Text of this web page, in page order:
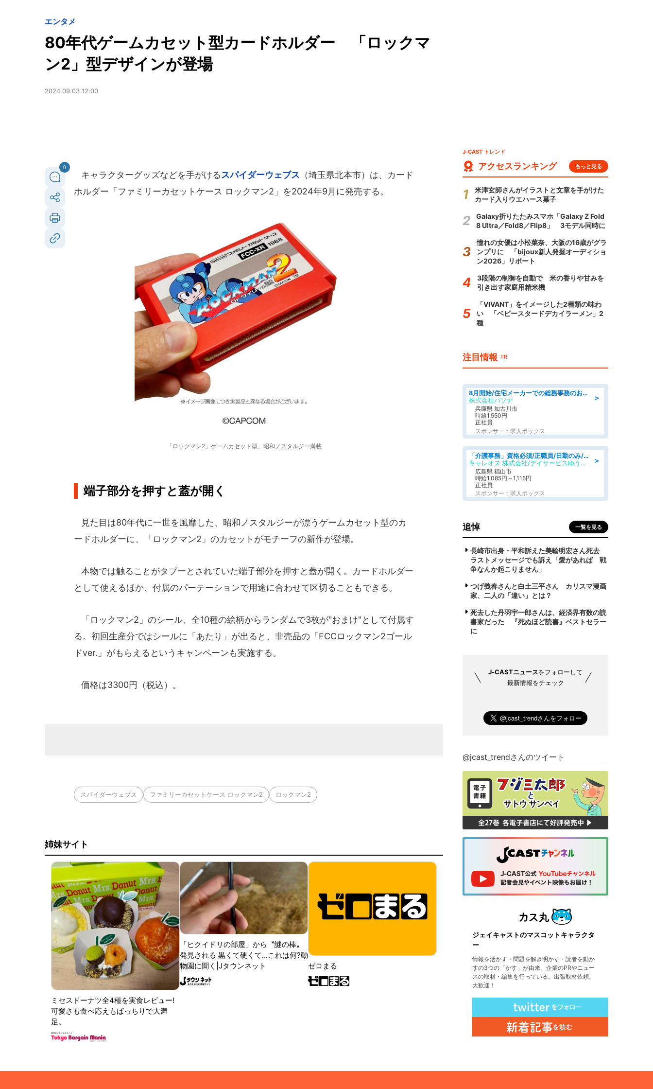
エンタメ
80年代ゲームカセット型カードホルダー 「ロックマ
ン2」型デザインが登場
2024.09.03 12:00
0
キャラクターグッズなどを手がけるスパイダーウェブス （埼玉県北本市）は、カード
ホルダー「ファミリーカセットケース ロックマン2」を2024年9月に発売する。
「ロックマン2」ゲームカセット型、昭和ノスタルジー満載
端子部分を押すと蓋が開く
見た目は80年代に一世を風靡した、昭和ノスタルジーが漂うゲームカセット型のカ
ードホルダーに、「ロックマン2」のカセットがモチーフの新作が登場。
本物では触ることがタブーとされていた端子部分を押すと蓋が開く。カードホルダー
として使えるほか、付属のパーテーションで用途に合わせて区切ることもできる。
「ロックマン2」のシール、全10種の絵柄からランダムで3枚が"おまけ"として付属す
る。初回生産分ではシールに「あたり」が出ると、非売品の「FCCロックマン2ゴール
ドver.」がもらえるというキャンペーンも実施する。
価格は3300円（税込）。
スパイダーウェブス ファミリーカセットケース ロックマン2 ロックマン2
姉妹サイト
ミセスドーナツ全4種を実食レビュー!
可愛さも食べ応えもばっちりで大満
足。
「ヒクイドリの部屋」から〝謎の棒〟
発見される 黒くて硬くて...これは何?動
物園に聞く|Jタウンネット
ゼロまる
J-CAST トレンド
アクセスランキング もっと見る
米津玄師さんがイラストと文章を手がけた
カード入りウエハース菓子
Galaxy折りたたみスマホ「Galaxy Z Fold
8 Ultra／Fold8／Flip8」 3モデル同時に
憧れの女優は小松菜奈、大阪の16歳がグラ
ンプリに 「bijoux新人発掘オーディショ
ン2026」リポート
3段階の制御を自動で 米の香りや甘みを
引き出す家庭用精米機
「VIVANT」をイメージした2種類の味わ
い 「ベビースタードデカイラーメン」2
種
注目情報 PR
＞
8月開始/住宅メーカーでの総務事務のお仕事/駅近/即日勤務可/一般事務/人事労務
株式会社パソナ
兵庫県 加古川市
時給1,550円
正社員
スポンサー：求人ボックス
＞
「介護事務」資格必須/正職員/日勤のみ/デイサービス
キャレオス 株式会社/デイサービスゆうゆう南本庄
広島県 福山市
時給1,085円～1,115円
正社員
スポンサー：求人ボックス
追悼 一覧を見る
長崎市出身・平和訴えた美輪明宏さん死去
ラストメッセージでも訴え「愛があれば 戦
争なんか起こりません」
つげ義春さんと白土三平さん カリスマ漫画
家、二人の「違い」とは？
死去した丹羽宇一郎さんは、経済界有数の読
書家だった 『死ぬほど読書』ベストセラー
に
J-CASTニュースをフォローして
最新情報をチェック
@jcast_trendさんのツイート
ジェイキャストのマスコットキャラクタ
ー
情報を活かす・問題を解き明かす・読者を動か
すの3つの「かす」が由来。企業のPRやニュー
スの取材・編集を行っている。出張取材依頼、
大歓迎！